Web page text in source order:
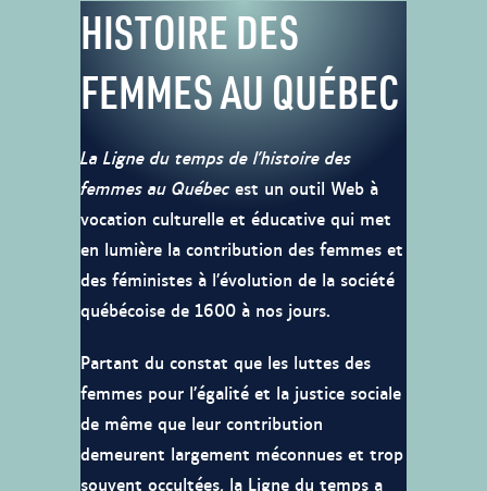
HISTOIRE DES
FEMMES AU QUÉBEC
La Ligne du temps de l’histoire des
femmes au Québec est un outil Web à
vocation culturelle et éducative qui met
en lumière la contribution des femmes et
des féministes à l’évolution de la société
québécoise de 1600 à nos jours.
Partant du constat que les luttes des
femmes pour l’égalité et la justice sociale
de même que leur contribution
demeurent largement méconnues et trop
souvent occultées, la Ligne du temps a